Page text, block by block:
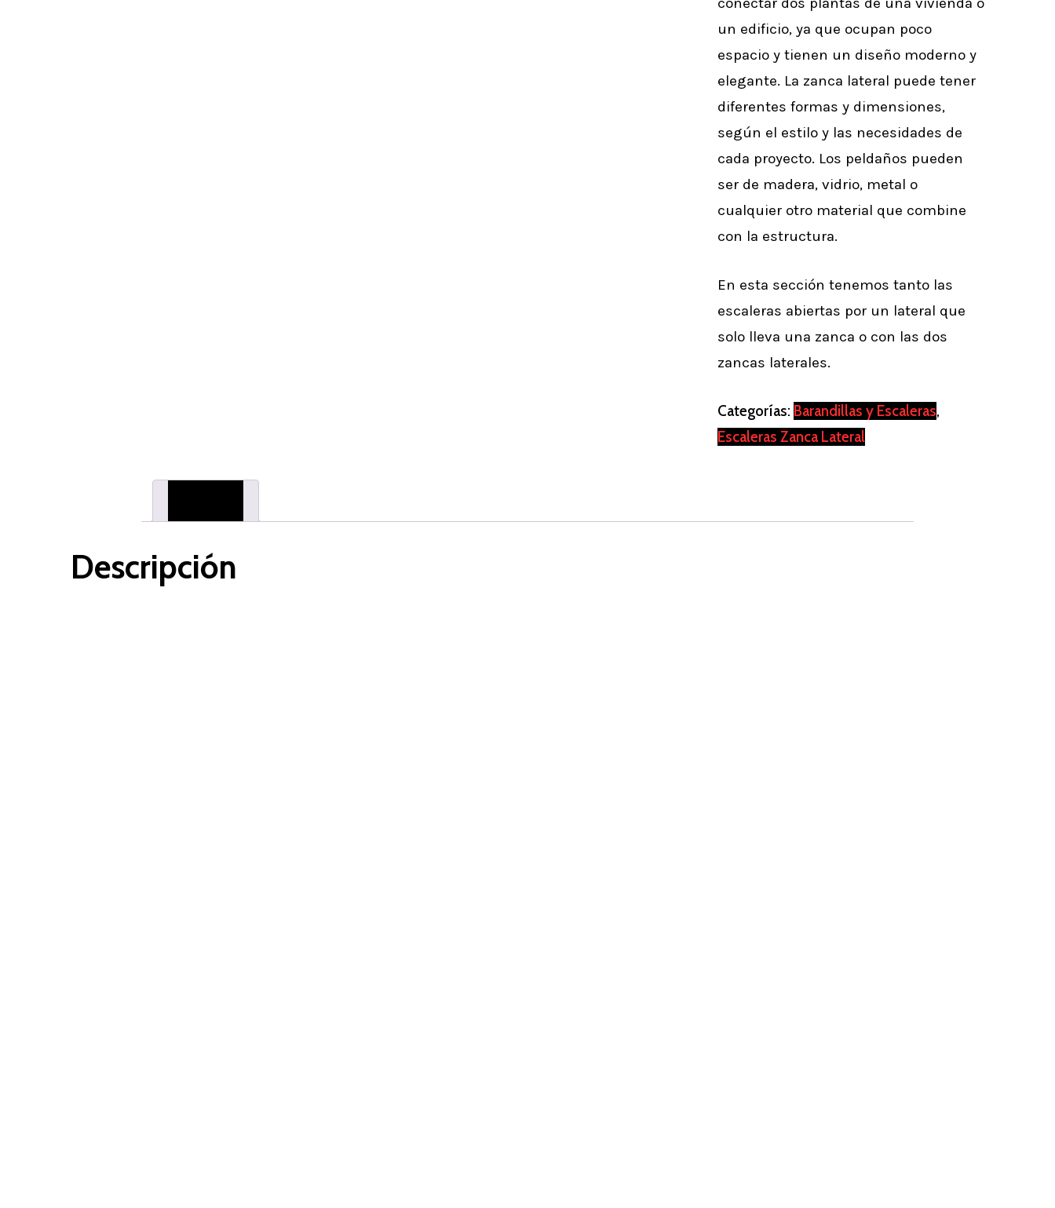
un edificio, ya que ocupan poco
espacio y tienen un diseño moderno y
elegante. La zanca lateral puede tener
diferentes formas y dimensiones,
según el estilo y las necesidades de
cada proyecto. Los peldaños pueden
ser de madera, vidrio, metal o
cualquier otro material que combine
con la estructura.
En esta sección tenemos tanto las
escaleras abiertas por un lateral que
solo lleva una zanca o con las dos
zancas laterales.
Categorías: Barandillas y Escaleras,
Escaleras Zanca Lateral
Descripción